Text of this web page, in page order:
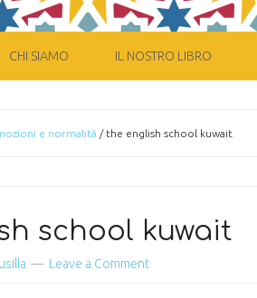
CHI SIAMO IL NOSTRO LIBRO
e normalità /the english school kuwait
school kuwait
Leave a Comment